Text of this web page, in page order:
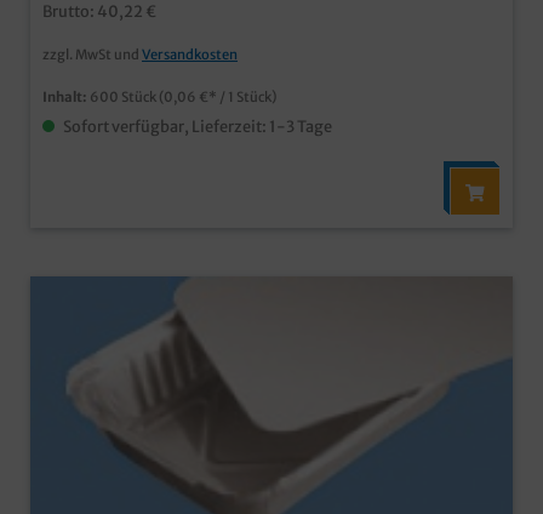
Brutto: 40,22 €
zzgl. MwSt und Versandkosten
Inhalt: 600 Stück (0,06 €* / 1 Stück)
Sofort verfügbar, Lieferzeit: 1-3 Tage